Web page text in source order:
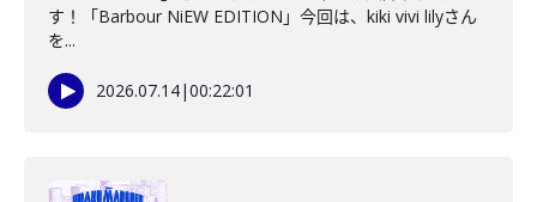
す！「Barbour NiEW EDITION」今回は、kiki vivi lilyさん
を...
2026.07.14|00:22:01